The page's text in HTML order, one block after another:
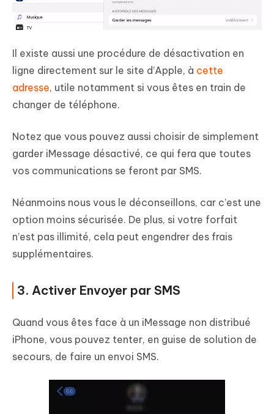
Il existe aussi une procédure de désactivation en
ligne directement sur le site d’Apple, à cette
adresse, utile notamment si vous êtes en train de
changer de téléphone.
Notez que vous pouvez aussi choisir de simplement
garder iMessage désactivé, ce qui fera que toutes
vos communications se feront par SMS.
Néanmoins nous vous le déconseillons, car c’est une
option moins sécurisée. De plus, si votre forfait
n’est pas illimité, cela peut engendrer des frais
supplémentaires.
3. Activer Envoyer par SMS
Quand vous êtes face à un iMessage non distribué
iPhone, vous pouvez tenter, en guise de solution de
secours, de faire un envoi SMS.